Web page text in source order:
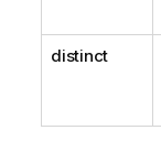
distinct